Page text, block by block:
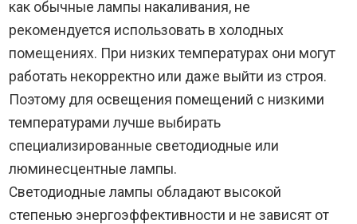
как обычные лампы накаливания, не
рекомендуется использовать в холодных
помещениях. При низких температурах они могут
работать некорректно или даже выйти из строя.
Поэтому для освещения помещений с низкими
температурами лучше выбирать
специализированные светодиодные или
люминесцентные лампы.
Светодиодные лампы обладают высокой
степенью энергоэффективности и не зависят от